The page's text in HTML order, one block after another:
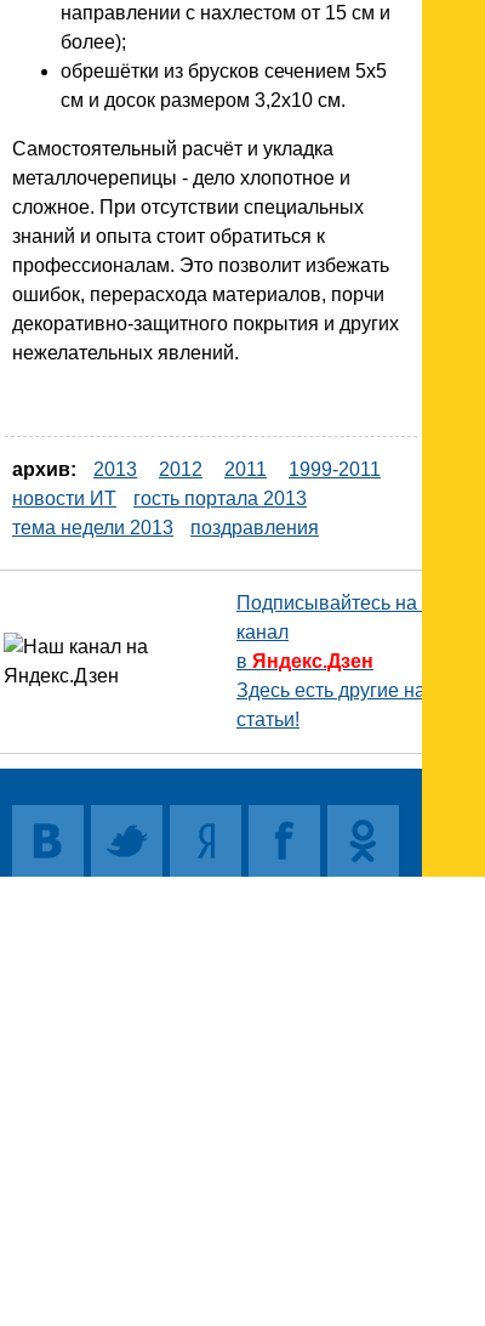
направлении с нахлестом от 15 см и
более);
обрешётки из брусков сечением 5х5
см и досок размером 3,2х10 см.
Самостоятельный расчёт и укладка
металлочерепицы - дело хлопотное и
сложное. При отсутствии специальных
знаний и опыта стоит обратиться к
профессионалам. Это позволит избежать
ошибок, перерасхода материалов, порчи
декоративно-защитного покрытия и других
нежелательных явлений.
архив: 2013 2012 2011
1999-2011
новости ИТ
гость портала 2013
тема недели 2013
поздравления
Подписывайтесь на наш
канал
в Яндекс.Дзен
Здесь есть другие наши
статьи!